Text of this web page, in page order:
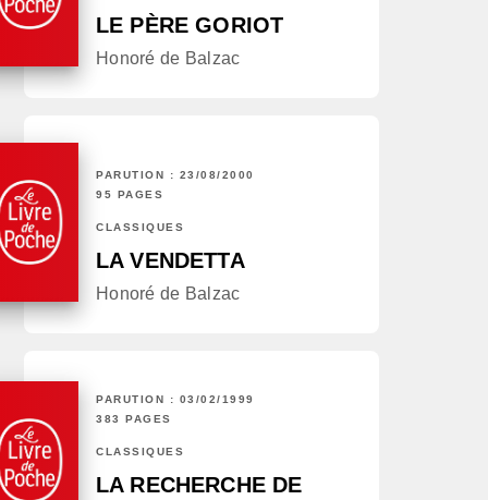
LE PÈRE GORIOT
Honoré de Balzac
PARUTION : 23/08/2000
95 PAGES
CLASSIQUES
LA VENDETTA
Honoré de Balzac
PARUTION : 03/02/1999
383 PAGES
CLASSIQUES
LA RECHERCHE DE